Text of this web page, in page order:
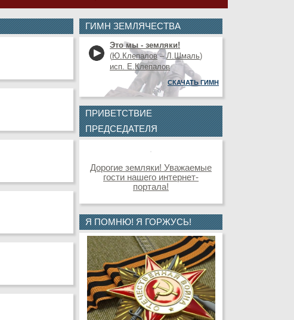
ГИМН ЗЕМЛЯЧЕСТВА
Это мы - земляки!
(Ю.Клепалов–Л.Шмаль)
исп. Е.Клепалов
СКАЧАТЬ ГИМН
ПРИВЕТСТВИЕ
ПРЕДСЕДАТЕЛЯ
Дорогие земляки! Уважаемые
гости нашего интернет-
портала!
Я ПОМНЮ! Я ГОРЖУСЬ!